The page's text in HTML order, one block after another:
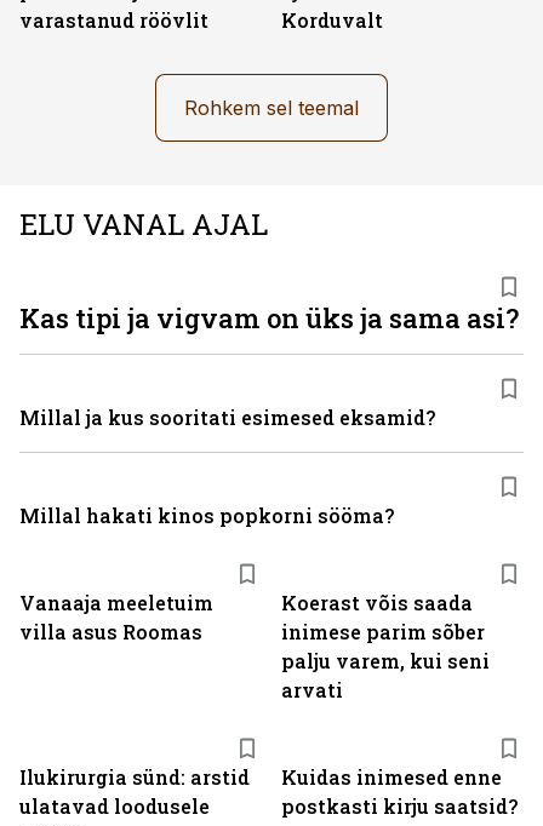
varastanud röövlit
Korduvalt
Rohkem sel teemal
ELU VANAL AJAL
Vanaaja meeletuim
villa asus Roomas
Koerast võis saada
inimese parim sõber
palju varem, kui seni
arvati
Ilukirurgia sünd: arstid
ulatavad loodusele
Kuidas inimesed enne
postkasti kirju saatsid?
Kas tipi ja vigvam on üks ja sama asi?
Millal ja kus sooritati esimesed eksamid?
Millal hakati kinos popkorni sööma?